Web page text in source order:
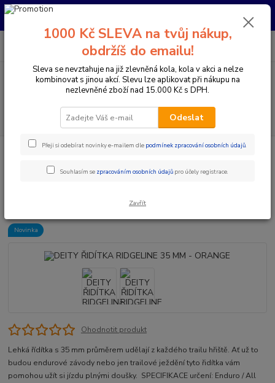
Pro nachystání kola / doplňků na prodejně si prosím zavolejte dopředu.
Menu
CZK
PO-PÁ 10:00-17:00 | SO: 9:00-12:00
Komponenty na kolo Řídítka Průměr 35 mm
DEITY
Novinka
Ohodnotit produkt
Lehká řídítka s 35 mm průměrem udělají z každého trailu hřiště. Ať už to
budou endurové závody nebo jen trailové ježdění tyto řidítka vám
pomohou užít si jízdu plnými doušky. SPECIFIKACE určení: Enduro / All
1000 Kč SLEVA na tvůj nákup,
obdržíš do emailu!
Sleva se nevztahuje na již zlevněná kola, kola v akci a nelze
kombinovat s jinou akcí. Slevu lze aplikovat při nákupu na
nezlevněné zboží nad 15.000 Kč s DPH.
Odeslat
Přeji si odebírat novinky e-mailem dle podmínek zpracování osobních údajů.
Souhlasím se zpracováním osobních údajů pro účely registrace.
Zavřít